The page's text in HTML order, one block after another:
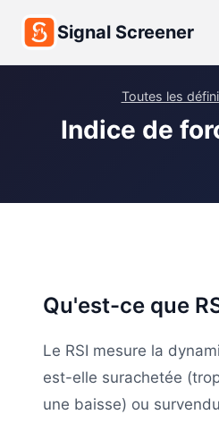
Signal Screener
Toutes les
Indice de
Qu'est-ce que
Le RSI mesure la
est-elle surachetée
une baisse) ou